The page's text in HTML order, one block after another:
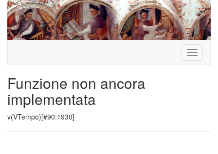
Toggle
Funzione non ancora
implementata
v(VTempo)[#90:1930]